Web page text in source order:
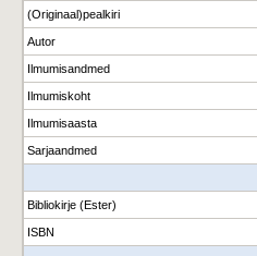
(Originaal)pealkiri
Autor
Ilmumisandmed
Ilmumiskoht
Ilmumisaasta
Sarjaandmed
Bibliokirje (Ester)
ISBN